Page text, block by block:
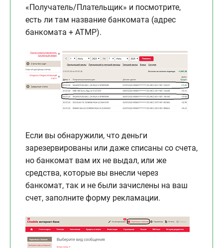
«Получатель/Плательщик» и посмотрите,
есть ли там название банкомата (адрес
банкомата + ATMP).
Если вы обнаружили, что деньги
зарезервированы или даже списаны со счета,
но банкомат вам их не выдал, или же
средства, которые вы внесли через
банкомат, так и не были зачислены на ваш
счет, заполните форму рекламации.